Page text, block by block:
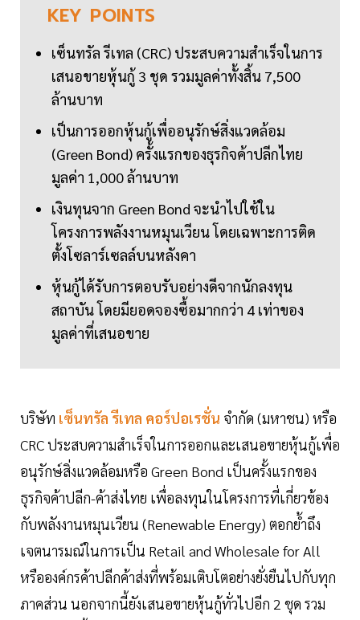
KEY POINTS
เซ็นทรัล รีเทล (CRC) ประสบความสำเร็จในการ
เสนอขายหุ้นกู้ 3 ชุด รวมมูลค่าทั้งสิ้น 7,500
ล้านบาท
เป็นการออกหุ้นกู้เพื่ออนุรักษ์สิ่งแวดล้อม
(Green Bond) ครั้งแรกของธุรกิจค้าปลีกไทย
มูลค่า 1,000 ล้านบาท
เงินทุนจาก Green Bond จะนำไปใช้ใน
โครงการพลังงานหมุนเวียน โดยเฉพาะการติด
ตั้งโซลาร์เซลล์บนหลังคา
หุ้นกู้ได้รับการตอบรับอย่างดีจากนักลงทุน
สถาบัน โดยมียอดจองซื้อมากกว่า 4 เท่าของ
มูลค่าที่เสนอขาย
บริษัท เซ็นทรัล รีเทล คอร์ปอเรชั่น จำกัด (มหาชน) หรือ
CRC ประสบความสำเร็จในการออกและเสนอขายหุ้นกู้เพื่อ
อนุรักษ์สิ่งแวดล้อมหรือ Green Bond เป็นครั้งแรกของ
ธุรกิจค้าปลีก-ค้าส่งไทย เพื่อลงทุนในโครงการที่เกี่ยวข้อง
กับพลังงานหมุนเวียน (Renewable Energy) ตอกย้ำถึง
เจตนารมณ์ในการเป็น Retail and Wholesale for All
หรือองค์กรค้าปลีกค้าส่งที่พร้อมเติบโตอย่างยั่งยืนไปกับทุก
ภาคส่วน นอกจากนี้ยังเสนอขายหุ้นกู้ทั่วไปอีก 2 ชุด รวม